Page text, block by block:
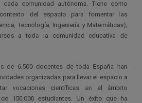
comunidad autónoma. Tiene como
del espacio para fomentar las
Tecnología, Ingeniería y Matemáticas),
a toda la comunidad educativa de
de 6.500 docentes de toda España han
organizadas para llevar el espacio a
vocaciones científicas en el ámbito
150.000 estudiantes. Un éxito que ha